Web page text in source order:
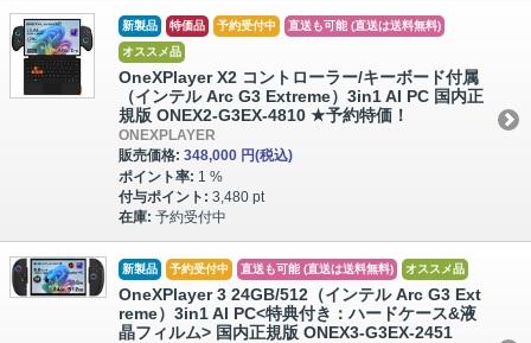
新製品 特価品 予約受付中
直送も可能 (直送は送料無料)
オススメ品
OneXPlayer X2 コントローラー/キーボード付属
（インテル Arc G3 Extreme）3in1 AI PC 国内正
規版 ONEX2-G3EX-4810 ★予約特価！
ONEXPLAYER
販売価格: 348,000 円(税込)
ポイント率: 1 %
付与ポイント: 3,480 pt
在庫: 予約受付中
新製品 予約受付中 直送も可能 (直送は送料無料) オススメ品
OneXPlayer 3 24GB/512（インテル Arc G3 Ext
reme）3in1 AI PC<特典付き：ハードケース&液
晶フィルム> 国内正規版 ONEX3-G3EX-2451